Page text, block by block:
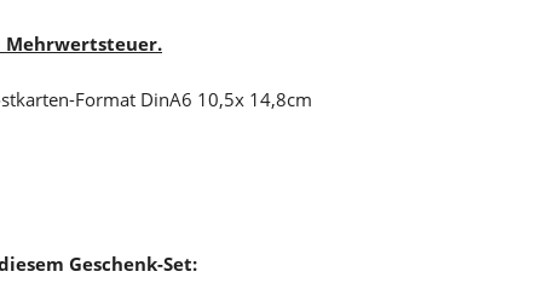
Mehrwertsteuer.
Format DinA6 10,5x 14,8cm
Geschenk-Set: